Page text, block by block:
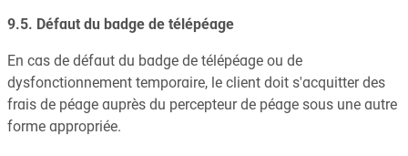
9.5. Défaut du badge de télépéage
En cas de défaut du badge de télépéage ou de
dysfonctionnement temporaire, le client doit s'acquitter des
frais de péage auprès du percepteur de péage sous une autre
forme appropriée.